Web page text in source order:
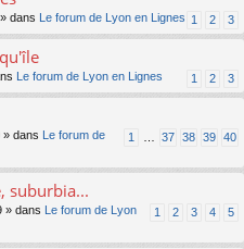
1 2 3
dans Le forum de Lyon en Lignes
1 2 3
Le forum de Lyon en Lignes
1 37 38 39 40
» dans
Le forum de
suburbia...
1 2 3 4 5
» dans
Le forum de Lyon